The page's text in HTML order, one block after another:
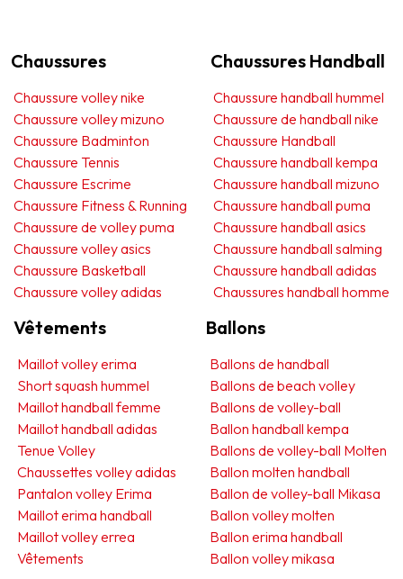
Chaussures
Chaussure volley nike
Chaussure volley mizuno
Chaussure Badminton
Chaussure Tennis
Chaussure Escrime
Chaussure Fitness & Running
Chaussure de volley puma
Chaussure volley asics
Chaussure Basketball
Chaussure volley adidas
Chaussures Handball
Chaussure handball hummel
Chaussure de handball nike
Chaussure Handball
Chaussure handball kempa
Chaussure handball mizuno
Chaussure handball puma
Chaussure handball asics
Chaussure handball salming
Chaussure handball adidas
Chaussures handball homme
Vêtements
Maillot volley erima
Short squash hummel
Maillot handball femme
Maillot handball adidas
Tenue Volley
Chaussettes volley adidas
Pantalon volley Erima
Maillot erima handball
Maillot volley errea
Vêtements
Ballons
Ballons de handball
Ballons de beach volley
Ballons de volley-ball
Ballon handball kempa
Ballons de volley-ball Molten
Ballon molten handball
Ballon de volley-ball Mikasa
Ballon volley molten
Ballon erima handball
Ballon volley mikasa